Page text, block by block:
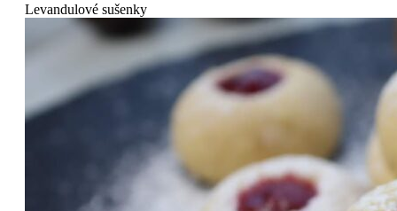
Levandulové sušenky